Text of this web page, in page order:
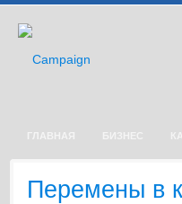
ГЛАВНАЯ БИЗНЕС
Перемены в